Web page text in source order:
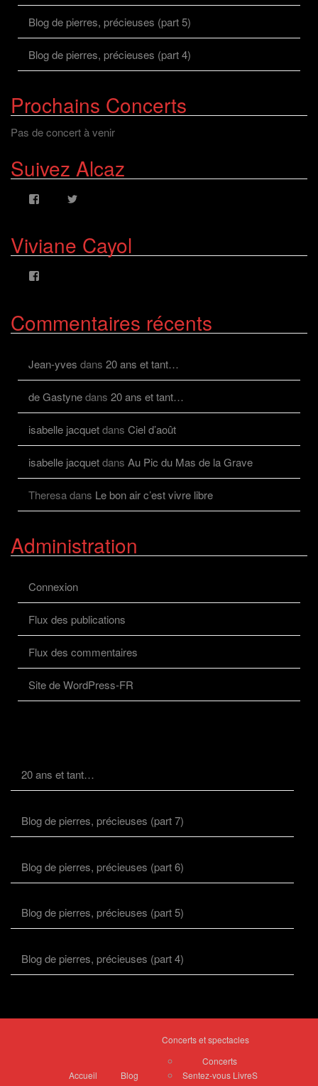
Blog de pierres, précieuses (part 5)
Blog de pierres, précieuses (part 4)
Prochains Concerts
Pas de concert à venir
Suivez Alcaz
AlcazFR
sur
Voir
alcazfr
sur
Viviane Cayol
viviane.cayolalcaz
sur
Commentaires récents
Jean-yves dans 20 ans et tant…
de Gastynedans 20 ans et tant…
isabelle jacquetdans Ciel d’août
isabelle jacquetdans Au Pic du Mas de la Grave
Theresadans Le bon air c’est vivre libre
Administration
Connexion
Flux des publications
Flux des commentaires
Site de WordPress-FR
20 ans et tant…
Blog de pierres, précieuses (part 7)
Blog de pierres, précieuses (part 6)
Blog de pierres, précieuses (part 5)
Blog de pierres, précieuses (part 4)
Accueil Blog
Concerts et spectacles
Concerts
Sentez-vous LivreS